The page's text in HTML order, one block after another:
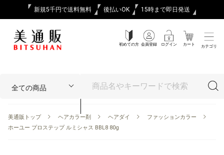
新規5千円で送料無料 後払いOK 15時まで即日発送
初めての方 会員登録 ログイン カート カテゴリ
美通販トップ ヘアカラー剤 ヘアダイ
ファッションカラー
ホーユー プロステップ ルミシャス BBL8 80g